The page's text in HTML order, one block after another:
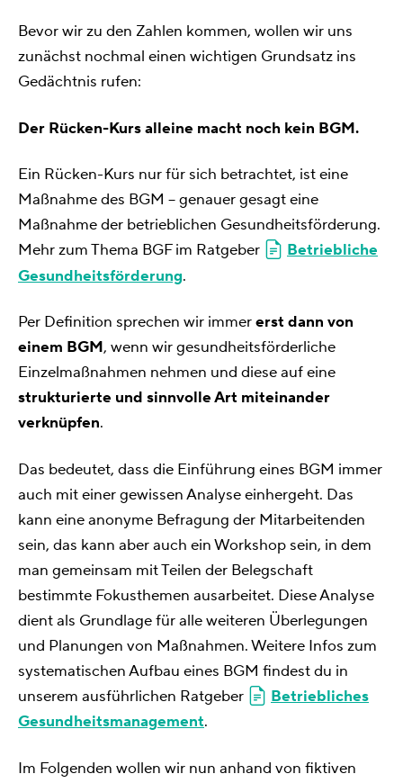
Bevor wir zu den Zahlen kommen, wollen wir uns
zunächst nochmal einen wichtigen Grundsatz ins
Gedächtnis rufen:
Der Rücken-Kurs alleine macht noch kein BGM.
Ein Rücken-Kurs nur für sich betrachtet, ist eine
Maßnahme des BGM – genauer gesagt eine
Maßnahme der betrieblichen Gesundheitsförderung.
Mehr zum Thema BGF im Ratgeber
Betriebliche
Gesundheitsförderung.
Per Definition sprechen wir immererst dann von
einem BGM, wenn wir gesundheitsförderliche
Einzelmaßnahmen nehmen und diese auf eine
strukturierte und sinnvolle Art miteinander
verknüpfen.
Das bedeutet, dass die Einführung eines BGM immer
auch mit einer gewissen Analyse einhergeht. Das
kann eine anonyme Befragung der Mitarbeitenden
sein, das kann aber auch ein Workshop sein, in dem
man gemeinsam mit Teilen der Belegschaft
bestimmte Fokusthemen ausarbeitet. Diese Analyse
dient als Grundlage für alle weiteren Überlegungen
und Planungen von Maßnahmen. Weitere Infos zum
systematischen Aufbau eines BGM findest du in
unserem ausführlichen Ratgeber
Betriebliches
Gesundheitsmanagement.
Im Folgenden wollen wir nun anhand von fiktiven